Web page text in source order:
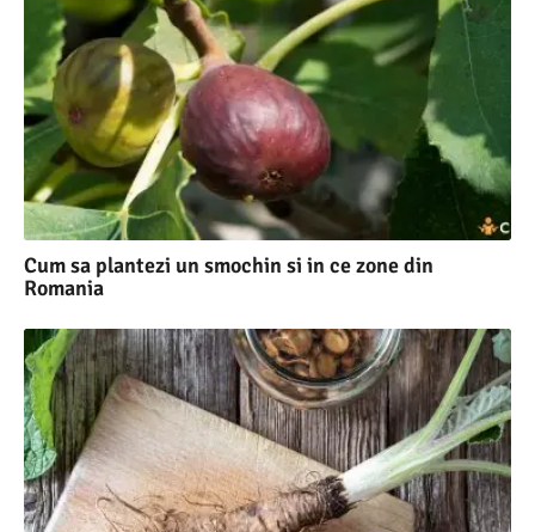
Cum sa plantezi un smochin si in ce zone din
Romania